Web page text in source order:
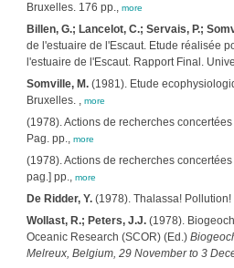
Bruxelles. 176 pp., more
Billen, G.; Lancelot, C.; Servais, P.;
de l'estuaire de l'Escaut. Etude réalisée
l'estuaire de l'Escaut. Rapport Final.
Somville, M.(1981). Etude
Bruxelles. , more
(1978). Actions de recherches
Pag. pp., more
(1978). Actions de recherches
pag.] pp., more
De Ridder, Y.(1978). Thalassa!
Wollast, R.; Peters, J.J.(1978).
Oceanic Research (SCOR) (Ed.)
Melreux, Belgium, 29 November to 3